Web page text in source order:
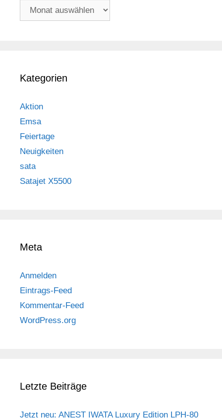
Archiv
Kategorien
Aktion
Emsa
Feiertage
Neuigkeiten
sata
Satajet X5500
Meta
Anmelden
Eintrags-Feed
Kommentar-Feed
WordPress.org
Letzte Beiträge
Jetzt neu: ANEST IWATA Luxury Edition LPH-80